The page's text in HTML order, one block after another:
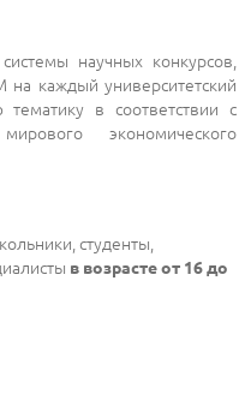
научных конкурсов,
на каждый университетский
в соответствии с
экономического
студенты,
в возрасте от 16 до